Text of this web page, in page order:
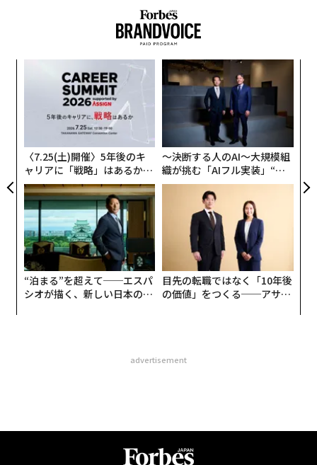
〈7.25(土)開催〉5年後のキ
ャリアに「戦略」はあるか。
トップエグゼクティブのキャ
リアに触れる1日│CAREER S
UMMIT 2026
〜決断する人のAI〜大規模組
織が挑む「AIフル実装」“使
う”企業から“動く”企業へ【N
TTドコモビジネス×PwC】
“泊まる”を超えて──エスパ
シオが描く、新しい日本のラ
目先の転職ではなく「10年後
の価値」をつくる──アサイ
advertisement